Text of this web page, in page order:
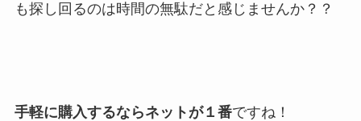
も探し回るのは時間の無駄だと感じませんか？？
手軽に購入するならネットが１番ですね！